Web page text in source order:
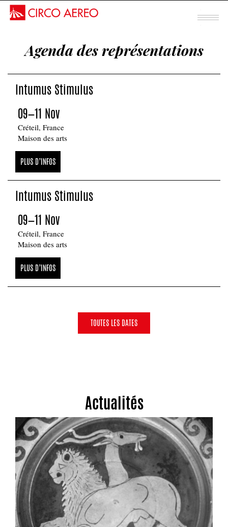
Spectacle mentalisme
Sous chapiteau
INTUMUS
Agenda des représentations
Intumus Stimulus
09—11 Nov
Créteil, France
Maison des arts
PLUS D’INFOS
Intumus Stimulus
09—11 Nov
Créteil, France
Maison des arts
PLUS D’INFOS
TOUTES LES DATES
Actualités